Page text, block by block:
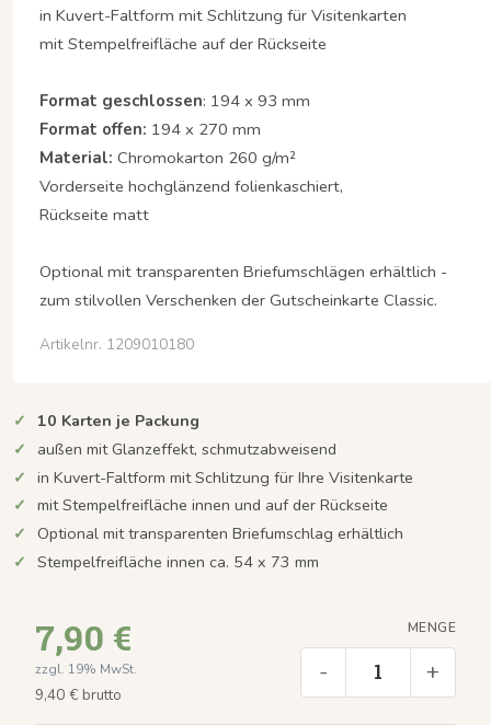
in Kuvert-Faltform mit Schlitzung für Visitenkarten
mit Stempelfreifläche auf der Rückseite
Format geschlossen: 194 x 93 mm
Format offen: 194 x 270 mm
Material: Chromokarton 260 g/m²
Vorderseite hochglänzend folienkaschiert,
Rückseite matt
Optional mit transparenten Briefumschlägen erhältlich -
zum stilvollen Verschenken der Gutscheinkarte Classic.
Artikelnr. 1209010180
10 Karten je Packung
außen mit Glanzeffekt, schmutzabweisend
in Kuvert-Faltform mit Schlitzung für Ihre Visitenkarte
mit Stempelfreifläche innen und auf der Rückseite
Optional mit transparenten Briefumschlag erhältlich
Stempelfreifläche innen ca. 54 x 73 mm
7,90 €
zzgl. 19% MwSt.
9,40 € brutto
MENGE
- +